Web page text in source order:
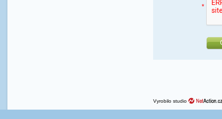
*
Vyrobilo studio